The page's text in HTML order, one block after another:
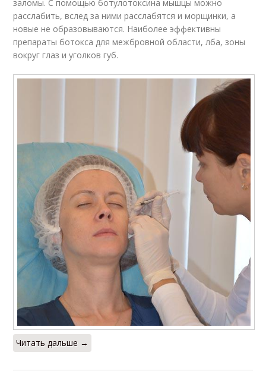
заломы. С помощью ботулотоксина мышцы можно
расслабить, вслед за ними расслабятся и морщинки, а
новые не образовываются. Наиболее эффективны
препараты ботокса для межбровной области, лба, зоны
вокруг глаз и уголков губ.
Читать дальше →